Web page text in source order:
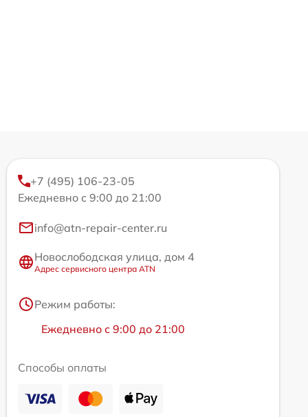
+7 (495) 106-23-05
Ежедневно с 9:00 до 21:00
info@atn-repair-center.ru
Новослободская улица, дом 4
Адрес сервисного центра ATN
Режим работы:
Ежедневно с 9:00 до 21:00
Способы оплаты